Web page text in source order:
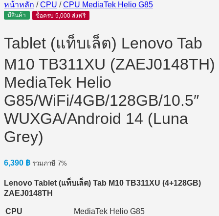
หน้าหลัก / CPU / CPU MediaTek Helio G85
มีสินค้า ซื้อครบ 5,000 ส่งฟรี
Tablet (แท็บเล็ต) Lenovo Tab
M10 TB311XU (ZAEJ0148TH)
MediaTek Helio
G85/WiFi/4GB/128GB/10.5″
WUXGA/Android 14 (Luna
Grey)
6,390 ฿ รวมภาษี 7%
Lenovo Tablet (แท็บเล็ต) Tab M10 TB311XU (4+128GB)
ZAEJ0148TH
CPU
MediaTek Helio G85